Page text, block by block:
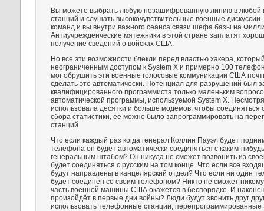
Вы можете выбрать любую незашифрованную линию в любой
станций и слушать высокочувствительные военные дискуссии.
команд и вы внутри важного сеанса связи шефа базы на
Антиучрежденческие мятежники в этой стране заплатят
получение сведений о войсках США.
Но все эти возможности блекли перед властью хакера,
неограниченным доступом к System X и примерно 100
мог обрушить эти военные голосовые коммуникации США
сделать это автоматически. Потенциал для разрушений был
квалифицированного программиста только маленьким
автоматической программы, используемой System X.
использовала десятки и больше модемов, чтобы соединяться
сбора статистики, её можно было запрограммировать на
станций.
Что если каждый раз когда генерал Коллин Пауэл будет
телефона он будет автоматически соединяться с каким-
генеральным штабом? Он никуда не сможет позвонить из
будет соединяться с русским на том конце. Что если все
будут направлены в канцелярский отдел? Что если ни один
будет соединён со своим телефоном? Никто не сможет
часть военной машины США окажется в беспорядке. И
произойдёт в первые дни войны? Люди будут звонить друг
использовать телефонные станции, перепрограммированные